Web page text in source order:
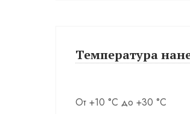
Температура
От +10 °С до +30 °С